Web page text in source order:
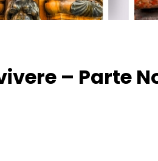
– Parte